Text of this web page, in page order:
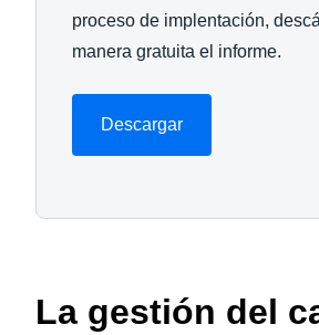
proceso de implentación,
manera gratuita el informe.
Descargar
La gestión del